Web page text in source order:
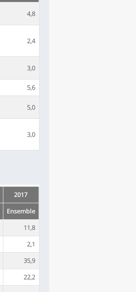
4,8
2,4
3,0
5,6
5,0
3,0
2017
Ensemble
11,8
2,1
35,9
22,2